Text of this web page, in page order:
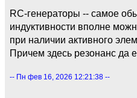
RC-генераторы -- самое
индуктивности вполне
при наличии активного
Причем здесь резонанс да
-- Пн фев 16, 2026 12:21:38 --